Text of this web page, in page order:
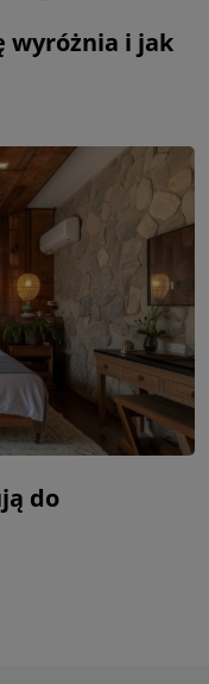
wyróżnia i jak
do